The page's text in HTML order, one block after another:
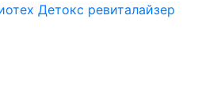
Детокс ревиталайзер